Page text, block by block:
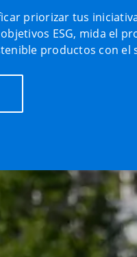
priorizar tus
ESG, mida el
productos con